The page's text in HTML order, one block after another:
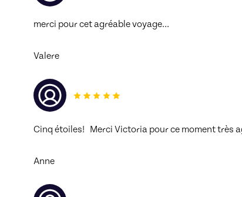
merci pour cet agréable voyage...
Valere
Cinq étoiles!   Merci Victoria pour ce moment très
Anne